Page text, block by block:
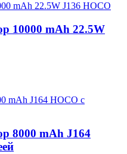
10000 mAh 22.5W
8000 mAh J164